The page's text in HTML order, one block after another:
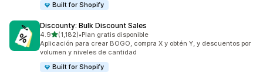
Built for Shopify
Discounty: Bulk Discount Sales
4.9de 5 estrellas
(1,182)
1182 reseñas en total
•Plan gratis disponible
Aplicación para crear BOGO, compra X y obtén Y, y descuentos por
volumen y niveles de cantidad
Built for Shopify